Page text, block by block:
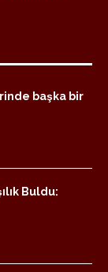
başka bir
Buldu: